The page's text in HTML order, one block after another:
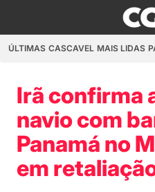
ÚLTIMAS CASCAVEL MAIS LIDAS
Irã confirma
navio com
Panamá no
em